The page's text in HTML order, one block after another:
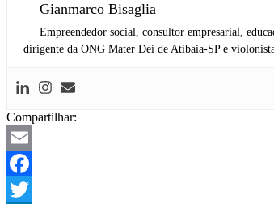
Gianmarco Bisaglia
Empreendedor social, consultor empresarial,
dirigente da ONG Mater Dei de Atibaia-SP e
Compartilhar:
Email
Facebook